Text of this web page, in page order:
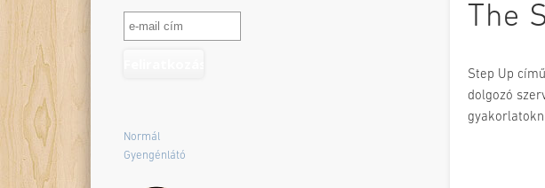
The
Step Up
dolgozó
Normál
Gyengénlátó